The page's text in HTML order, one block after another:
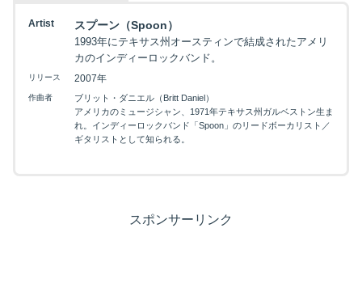
Artist スプーン（Spoon）
1993年にテキサス州オースティンで結成されたアメリ
カのインディーロックバンド。
リリース 2007年
作曲者
ブリット・ダニエル（Britt Daniel）
アメリカのミュージシャン、1971年テキサス州ガルベストン生ま
れ。インディーロックバンド「Spoon」のリードボーカリスト／
ギタリストとして知られる。
スポンサーリンク